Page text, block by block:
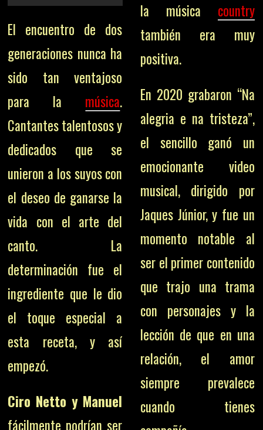
El encuentro de dos
generaciones nunca ha
sido tan ventajoso
para la música.
Cantantes talentosos y
dedicados que se
unieron a los suyos con
el deseo de ganarse la
vida con el arte del
canto. La
determinación fue el
ingrediente que le dio
el toque especial a
esta receta, y así
empezó.
Ciro Netto y Manuel
fácilmente podrían ser
la música country
también era muy
positiva.
En 2020 grabaron “Na
alegria e na tristeza”,
el sencillo ganó un
emocionante video
musical, dirigido por
Jaques Júnior, y fue un
momento notable al
ser el primer contenido
que trajo una trama
con personajes y la
lección de que en una
relación, el amor
siempre prevalece
cuando tienes